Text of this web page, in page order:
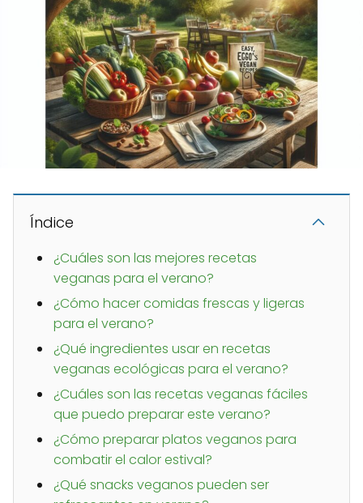
Índice
¿Cuáles son las mejores recetas
veganas para el verano?
¿Cómo hacer comidas frescas y ligeras
para el verano?
¿Qué ingredientes usar en recetas
veganas ecológicas para el verano?
¿Cuáles son las recetas veganas fáciles
que puedo preparar este verano?
¿Cómo preparar platos veganos para
combatir el calor estival?
¿Qué snacks veganos pueden ser